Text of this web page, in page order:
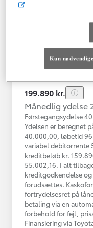
Hybrid Benzin
199.890 kr.
Månedlig ydelse
Førstegangsydelse
Ydelsen er beregnet
40.000,00, løbetid 96
variabel debitorrente
kreditbeløb kr.
55.002,16. I alt
kreditgodkendelse
forudsættes.
fortrydelsesret på
betaling via en
forbehold for fejl,
Finansiering via
Kun